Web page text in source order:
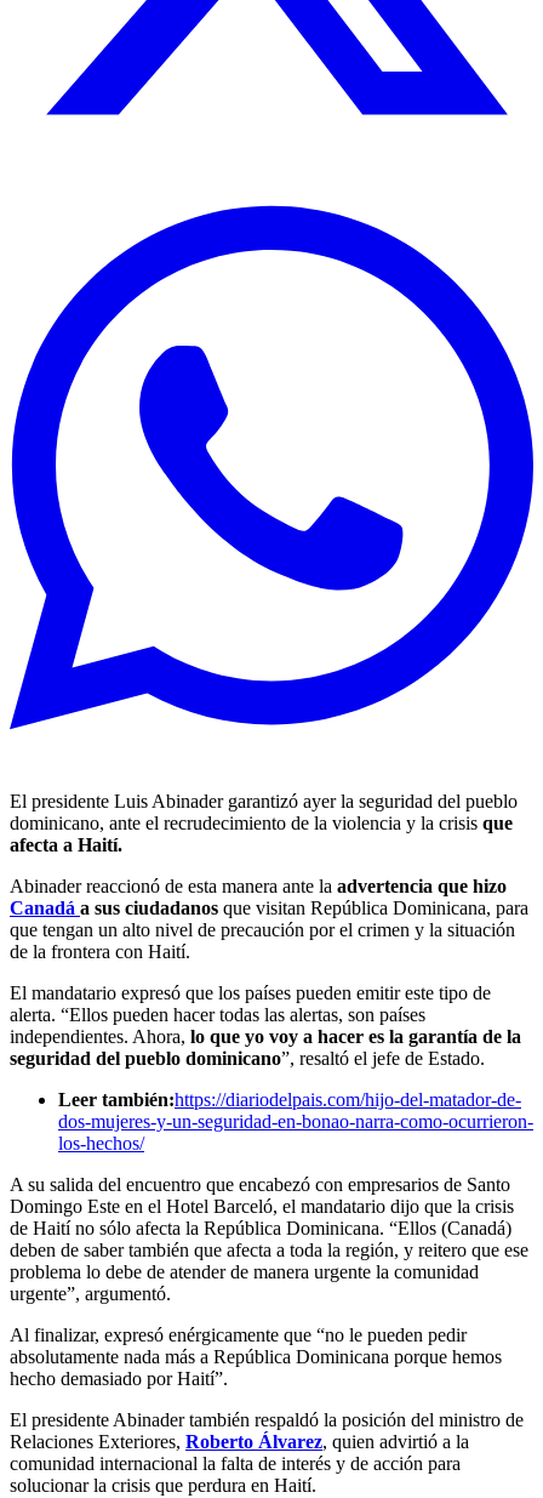
El presidente Luis Abinader garantizó ayer la seguridad del pueblo
dominicano, ante el recrudecimiento de la violencia y la crisis que
afecta a Haití.
Abinader reaccionó de esta manera ante la advertencia que hizo
Canadá a sus ciudadanos que visitan República Dominicana, para
que tengan un alto nivel de precaución por el crimen y la situación
de la frontera con Haití.
El mandatario expresó que los países pueden emitir este tipo de
alerta. “Ellos pueden hacer todas las alertas, son países
independientes. Ahora, lo que yo voy a hacer es la garantía de la
seguridad del pueblo dominicano”, resaltó el jefe de Estado.
Leer también:https://diariodelpais.com/hijo-del-matador-de-
dos-mujeres-y-un-seguridad-en-bonao-narra-como-ocurrieron-
los-hechos/
A su salida del encuentro que encabezó con empresarios de Santo
Domingo Este en el Hotel Barceló, el mandatario dijo que la crisis
de Haití no sólo afecta la República Dominicana. “Ellos (Canadá)
deben de saber también que afecta a toda la región, y reitero que ese
problema lo debe de atender de manera urgente la comunidad
urgente”, argumentó.
Al finalizar, expresó enérgicamente que “no le pueden pedir
absolutamente nada más a República Dominicana porque hemos
hecho demasiado por Haití”.
El presidente Abinader también respaldó la posición del ministro de
Relaciones Exteriores, Roberto Álvarez, quien advirtió a la
comunidad internacional la falta de interés y de acción para
solucionar la crisis que perdura en Haití.